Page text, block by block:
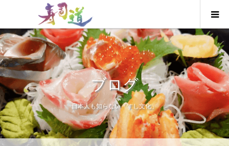
ブログ
日本人も知らない「すし文化」